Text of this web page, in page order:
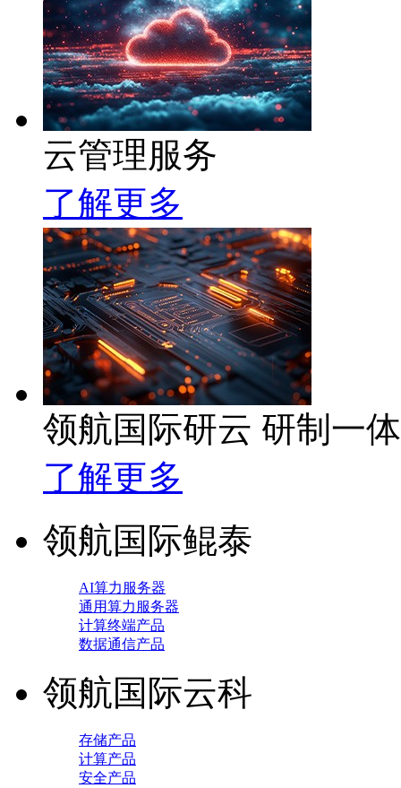
云管理服务
了解更多
领航国际研云 研制一
了解更多
领航国际鲲泰
AI算力服务器
通用算力服务器
计算终端产品
数据通信产品
领航国际云科
存储产品
计算产品
安全产品